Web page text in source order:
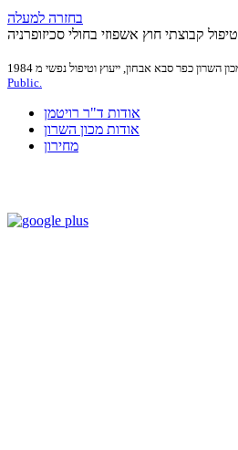
בחזרה למעלה
טיפול קבוצתי חוץ אשפוזי בחולי סכיזופרניה
Public.
אודות ד"ר רויטמן
אודות מכון השרון
מחירון